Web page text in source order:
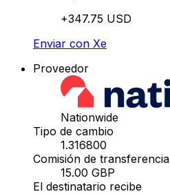
+347.75 USD
Enviar con Xe
Proveedor
Nationwide
Tipo de cambio
1.316800
Comisión de transferencia
15.00 GBP
El destinatario recibe